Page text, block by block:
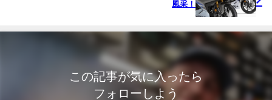
風采！
この記事が気に入ったら
フォローしよう